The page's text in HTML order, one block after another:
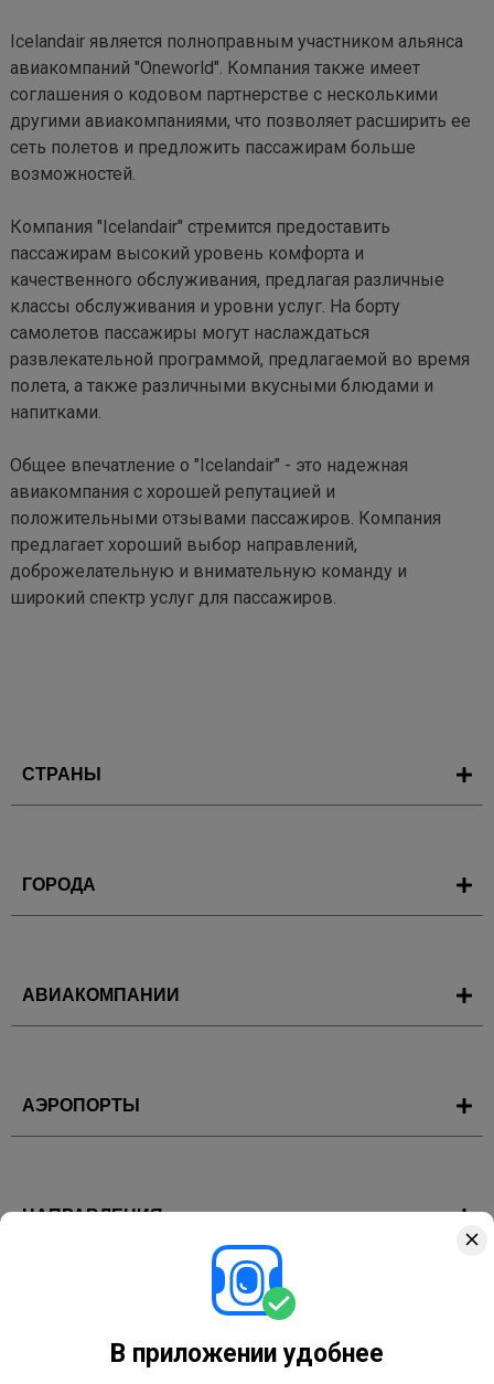
В приложении удобнее
Icelandair является полноправным участником альянса
авиакомпаний "Oneworld". Компания также имеет
соглашения о кодовом партнерстве с несколькими
другими авиакомпаниями, что позволяет расширить ее
сеть полетов и предложить пассажирам больше
возможностей.
Компания "Icelandair" стремится предоставить
пассажирам высокий уровень комфорта и
качественного обслуживания, предлагая различные
классы обслуживания и уровни услуг. На борту
самолетов пассажиры могут наслаждаться
развлекательной программой, предлагаемой во время
полета, а также различными вкусными блюдами и
напитками.
Общее впечатление о "Icelandair" - это надежная
авиакомпания с хорошей репутацией и
положительными отзывами пассажиров. Компания
предлагает хороший выбор направлений,
доброжелательную и внимательную команду и
широкий спектр услуг для пассажиров.
СТРАНЫ
ГОРОДА
АВИАКОМПАНИИ
АЭРОПОРТЫ
НАПРАВЛЕНИЯ